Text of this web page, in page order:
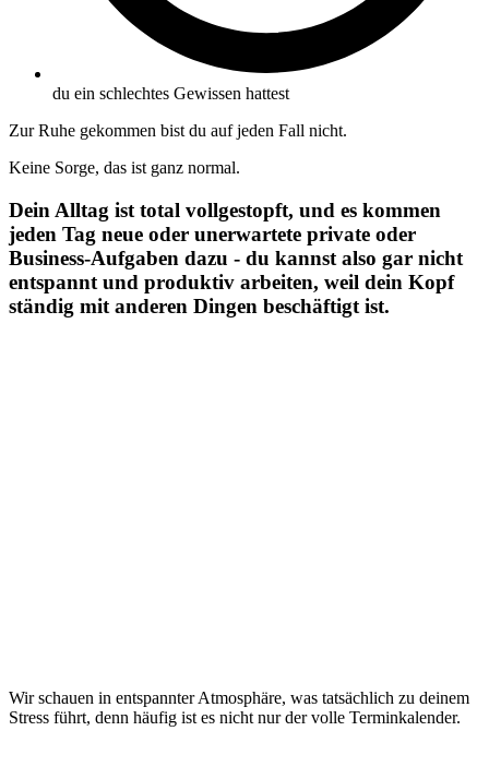
du ein schlechtes Gewissen hattest
Zur Ruhe gekommen bist du auf jeden Fall nicht.
Keine Sorge, das ist ganz normal.
Dein Alltag ist total vollgestopft, und es kommen
jeden Tag neue oder unerwartete private oder
Business-Aufgaben dazu - du kannst also gar nicht
entspannt und produktiv arbeiten, weil dein Kopf
ständig mit anderen Dingen beschäftigt ist.
Wir schauen in entspannter Atmosphäre, was tatsächlich zu deinem
Stress führt, denn häufig ist es nicht nur der volle Terminkalender.